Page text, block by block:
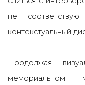
не
контекстуальный
Продолжая
мемориальном